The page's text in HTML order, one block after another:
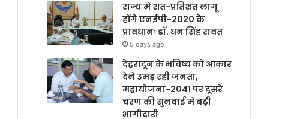
राज्य में शत-प्रतिशत लागू
होंगे एनईपी-2020 के
प्रावधानः डाॅ. धन सिंह रावत
5 days ago
देहरादून के भविष्य को आकार
देने उमड़ रही जनता,
महायोजना-2041 पर दूसरे
चरण की सुनवाई में बढ़ी
भागीदारी